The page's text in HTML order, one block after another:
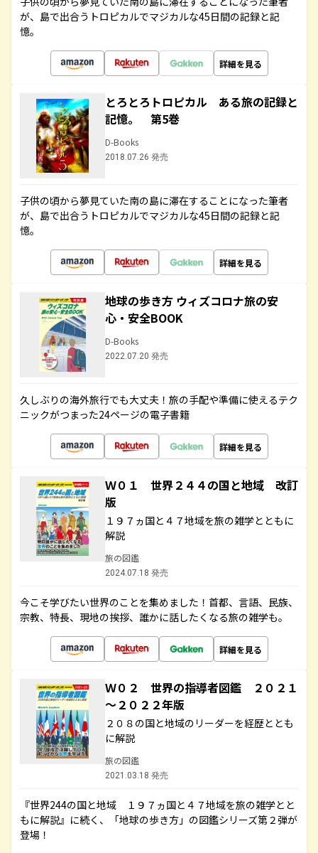
が、島で出合うトロピカルでマジカルな45日間の記録と記
憶。
詳細を見る
とろとろトロピカル ある旅の記録と
記憶。 第5巻
D-Books
2018.07.26 発売
子供の頃から夢見ていた南の島に滞在することになった筆者
が、島で出合うトロピカルでマジカルな45日間の記録と記
憶。
詳細を見る
地球の歩き方 ウィズコロナ旅の安
心・安全BOOK
D-Books
2022.07.20 発売
久しぶりの海外旅行でも大丈夫！旅の手配や準備に使えるテク
ニックがつまった24ページの電子書籍
詳細を見る
Ｗ０１ 世界２４４の国と地域 改訂
版
１９７ヵ国と４７地域を旅の雑学とともに
解説
旅の図鑑
2024.07.18 発売
今こそ学びたい世界のことを集めました！首都、言語、民族、
宗教、特長、現地の挨拶、誰かに話したくなる旅の雑学も。
詳細を見る
Ｗ０２ 世界の指導者図鑑 ２０２１
～２０２２年版
２０８の国と地域のリーダーを経歴ととも
に解説
旅の図鑑
2021.03.18 発売
『世界244の国と地域 １９７ヵ国と４７地域を旅の雑学とと
もに解説』に続く、「地球の歩き方」の図鑑シリーズ第２弾が
登場！